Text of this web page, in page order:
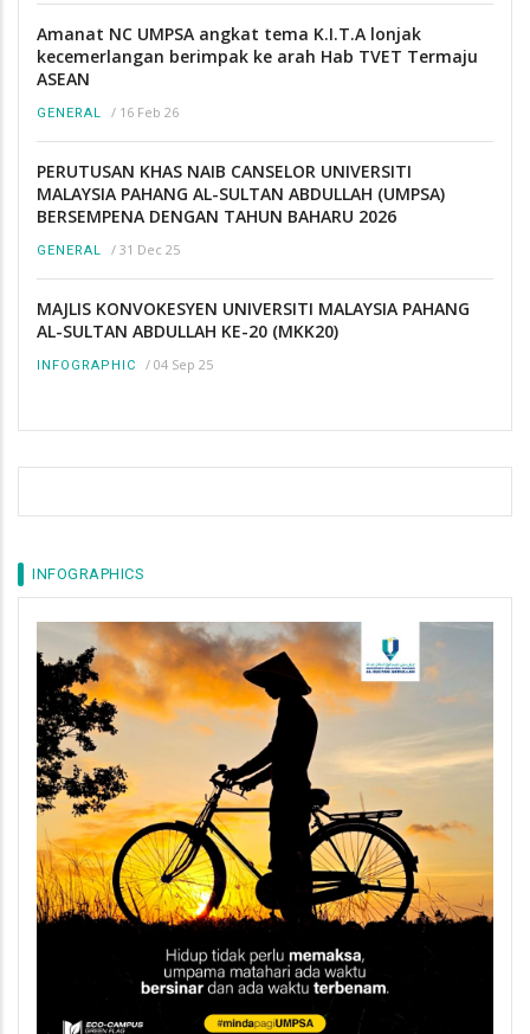
Amanat NC UMPSA angkat tema K.I.T.A lonjak
kecemerlangan berimpak ke arah Hab TVET Termaju
ASEAN
GENERAL / 16 Feb 26
PERUTUSAN KHAS NAIB CANSELOR UNIVERSITI
MALAYSIA PAHANG AL-SULTAN ABDULLAH (UMPSA)
BERSEMPENA DENGAN TAHUN BAHARU 2026
GENERAL / 31 Dec 25
MAJLIS KONVOKESYEN UNIVERSITI MALAYSIA PAHANG
AL-SULTAN ABDULLAH KE-20 (MKK20)
INFOGRAPHIC / 04 Sep 25
INFOGRAPHICS